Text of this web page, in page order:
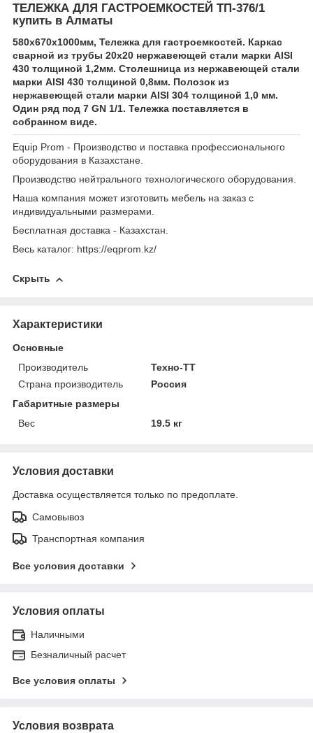
ТЕЛЕЖКА ДЛЯ ГАСТРОЕМКОСТЕЙ ТП-376/1
купить в Алматы
580х670х1000мм, Тележка для гастроемкостей. Каркас
сварной из трубы 20х20 нержавеющей стали марки AISI
430 толщиной 1,2мм. Столешница из нержавеющей стали
марки AISI 430 толщиной 0,8мм. Полозок из
нержавеющей стали марки AISI 304 толщиной 1,0 мм.
Один ряд под 7 GN 1/1. Тележка поставляется в
собранном виде.
Equip Prom - Производство и поставка профессионального
оборудования в Казахстане.
Производство нейтрального технологического оборудования.
Наша компания может изготовить мебель на заказ с
индивидуальными размерами.
Бесплатная доставка - Казахстан.
Весь каталог: https://eqprom.kz/
Скрыть
Характеристики
Основные
Производитель
Техно-ТТ
Страна производитель
Россия
Габаритные размеры
Вес
19.5 кг
Условия доставки
Доставка осуществляется только по предоплате.
Самовывоз
Транспортная компания
Все условия доставки
Условия оплаты
Наличными
Безналичный расчет
Все условия оплаты
Условия возврата